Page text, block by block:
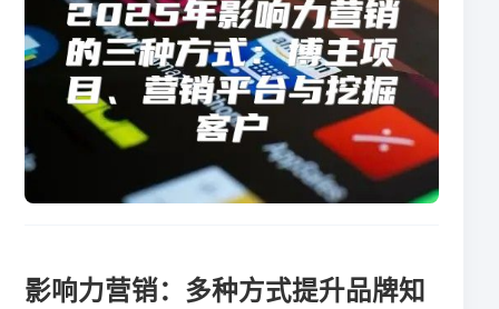
影响力营销：多种方式提升品牌知